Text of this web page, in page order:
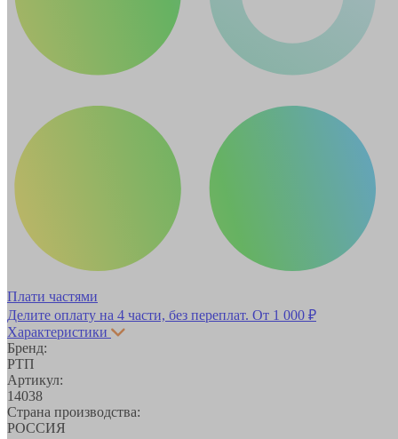
Плати частями
Делите оплату на 4 части, без переплат. От 1 000 ₽
Характеристики
Бренд:
РТП
Артикул:
14038
Страна производства:
РОССИЯ